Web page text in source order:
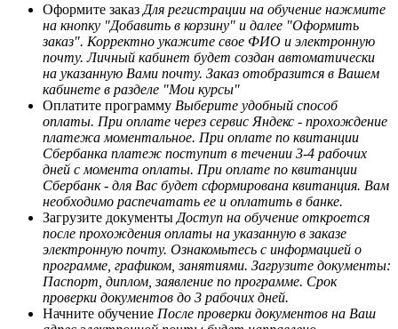
Оформите заказ Для регистрации на обучение нажмите
на кнопку "Добавить в корзину" и далее "Оформить
заказ". Корректно укажите свое ФИО и электронную
почту. Личный кабинет будет создан автоматически
на указанную Вами почту. Заказ отобразится в Вашем
кабинете в разделе "Мои курсы"
Оплатите программу Выберите удобный способ
оплаты. При оплате через сервис Яндекс - прохождение
платежа моментальное. При оплате по квитанции
Сбербанка платеж поступит в течении 3-4 рабочих
дней с момента оплаты. При оплате по квитанции
Сбербанк - для Вас будет сформирована квитанция. Вам
необходимо распечатать ее и оплатить в банке.
Загрузите документы Доступ на обучение откроется
после прохождения оплаты на указанную в заказе
электронную почту. Ознакомьтесь с информацией о
программе, графиком, занятиями. Загрузите документы:
Паспорт, диплом, заявление по программе. Срок
проверки документов до 3 рабочих дней.
Начните обучение После проверки документов на Ваш